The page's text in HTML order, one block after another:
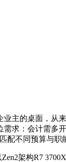
的桌面，从
需求：会计需多
配不同预算与职
架构R7